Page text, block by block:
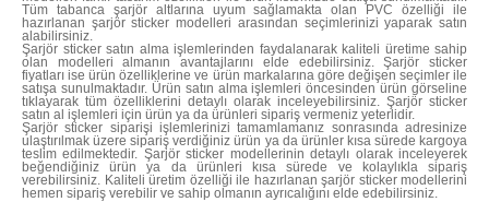
Tüm tabanca şarjör altlarına uyum sağlamakta olan PVC özelliği ile
hazırlanan şarjör sticker modelleri arasından seçimlerinizi yaparak satın
alabilirsiniz.
Şarjör sticker satın alma işlemlerinden faydalanarak kaliteli üretime sahip
olan modelleri almanın avantajlarını elde edebilirsiniz. Şarjör sticker
fiyatları ise ürün özelliklerine ve ürün markalarına göre değişen seçimler ile
satışa sunulmaktadır. Ürün satın alma işlemleri öncesinden ürün görseline
tıklayarak tüm özelliklerini detaylı olarak inceleyebilirsiniz. Şarjör sticker
satın al işlemleri için ürün ya da ürünleri sipariş vermeniz yeterlidir.
Şarjör sticker siparişi işlemlerinizi tamamlamanız sonrasında adresinize
ulaştırılmak üzere sipariş verdiğiniz ürün ya da ürünler kısa sürede kargoya
teslim edilmektedir. Şarjör sticker modellerinin detaylı olarak inceleyerek
beğendiğiniz ürün ya da ürünleri kısa sürede ve kolaylıkla sipariş
verebilirsiniz. Kaliteli üretim özelliği ile hazırlanan şarjör sticker modellerini
hemen sipariş verebilir ve sahip olmanın ayrıcalığını elde edebilirsiniz.